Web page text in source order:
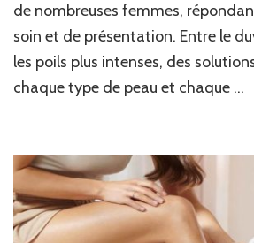
de nombreuses femmes,
soin et de présentation. Entre le
les poils plus intenses, des
chaque type de peau et chaque …